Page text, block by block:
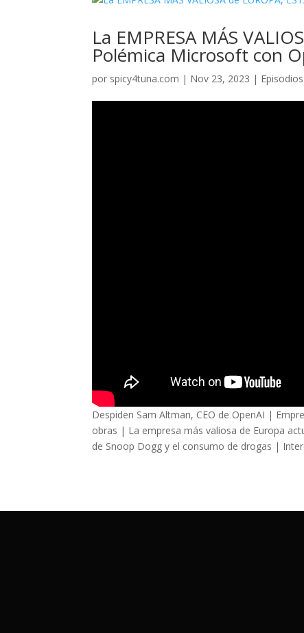
La EMPRESA MÁS
Polémica Microsoft con
por spicy4tuna.com | Nov 23, 2023 | Episodios
Despiden Sam Altman, CEO de OpenAI |
obras | La empresa más valiosa de Europa
de Snoop Dogg y el consumo de drogas |